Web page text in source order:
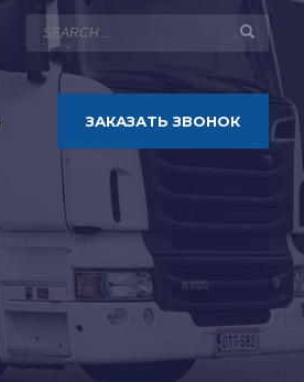
ЗАКАЗАТЬ ЗВОНОК